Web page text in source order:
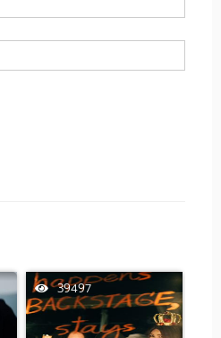
39497